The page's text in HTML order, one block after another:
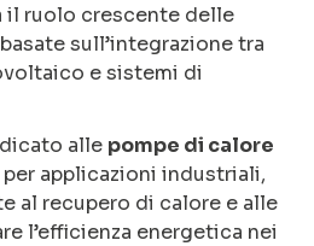
il ruolo crescente delle
sull’integrazione tra
e sistemi di
alle pompe di calore
per applicazioni industriali,
al recupero di calore e alle
l’efficienza energetica nei